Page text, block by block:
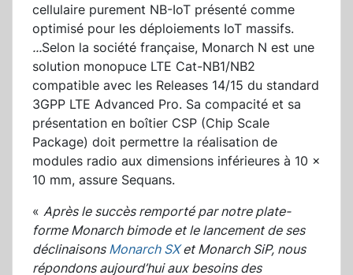
cellulaire purement NB-IoT présenté comme
optimisé pour les déploiements IoT massifs.
...Selon la société française, Monarch N est une
solution monopuce LTE Cat-NB1/NB2
compatible avec les Releases 14/15 du standard
3GPP LTE Advanced Pro. Sa compacité et sa
présentation en boîtier CSP (Chip Scale
Package) doit permettre la réalisation de
modules radio aux dimensions inférieures à 10 x
10 mm, assure Sequans.
« Après le succès remporté par notre plate-
forme Monarch bimode et le lancement de ses
déclinaisons Monarch SXet Monarch SiP, nous
répondons aujourd’hui aux besoins des